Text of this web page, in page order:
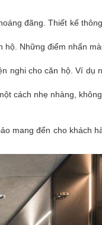
đãng. Thiết kế
hộ. Những điểm nhấn
nghi cho căn hộ. Ví dụ
cách nhẹ nhàng,
mang đến cho khách